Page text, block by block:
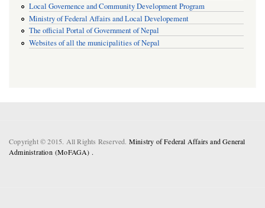
Local Governence and Community Development Program
Ministry of Federal Affairs and Local Developement
The official Portal of Government of Nepal
Websites of all the municipalities of Nepal
Copyright © 2015. All Rights Reserved. Ministry of Federal Affairs and General
Administration (MoFAGA) .